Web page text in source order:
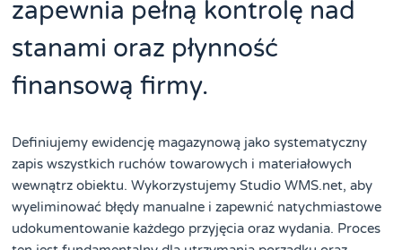
zapewnia pełną kontrolę nad
stanami oraz płynność
finansową firmy.
Definiujemy ewidencję magazynową jako systematyczny
zapis wszystkich ruchów towarowych i materiałowych
wewnątrz obiektu. Wykorzystujemy Studio WMS.net, aby
wyeliminować błędy manualne i zapewnić natychmiastowe
udokumentowanie każdego przyjęcia oraz wydania. Proces